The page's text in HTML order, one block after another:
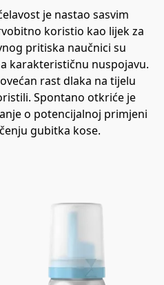
je nastao sasvim
koristio kao lijek za
pritiska naučnici su
karakterističnu nuspojavu.
rast dlaka na tijelu
Spontano otkriće je
o potencijalnoj primjeni
gubitka kose.